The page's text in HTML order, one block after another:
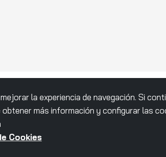
la experiencia de navegación. Si
más información y configurar las
Cookiescreado dashboards